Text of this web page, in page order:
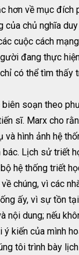
hơn về mục đích
của chủ nghĩa
cuộc cách
đang thực
có thể tìm
soạn theo
sĩ. Marx cho
và hình ảnh hệ
bác. Lịch sử triết
hệ thống triết
chúng, vì các
ấy, vì sự tồn
nội dung; nếu
ý kiến của mình
tôi trình bày